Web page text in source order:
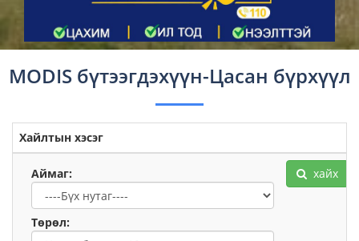
MODIS бүтээгдэхүүн-Цасан бүрхүүл
Хайлтын хэсэг
Аймаг:
Төрөл:
хайх